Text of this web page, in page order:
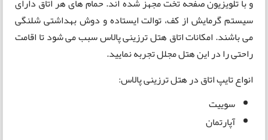
سیستم گرمایش از کف، توالت ایستاده و دوش بهداشتی شلنگی
می باشند. امکانات اتاق هتل ترزینی پالاس سبب می شود تا اقامت
راحتی را در این هتل مجلل تجربه نمایید.
انواع تایپ اتاق در هتل ترزینی پالاس:
سوییت
آپارتمان